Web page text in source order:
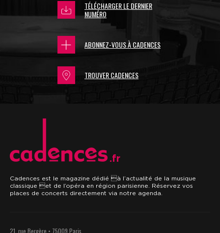
TÉLÉCHARGER LE DERNIER
NUMÉRO
ABONNEZ-VOUS À CADENCES
TROUVER CADENCES
.fr
Cadences est le magazine dédié à l’actualité de la musique
classique et de l’opéra en région parisienne. Réservez vos
places de concerts directement via notre agenda.
21, rue Bergère • 75009 Paris